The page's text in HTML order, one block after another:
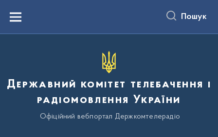
вмістуMenu Пошук
Державний комітет телебачення і
радіомовлення України
Офіційний вебпортал Держкомтелерадіо